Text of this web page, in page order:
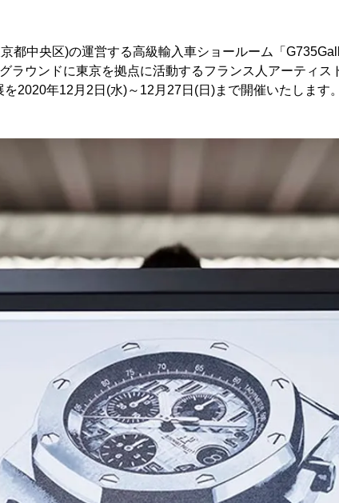
都中央区)の運営する高級輸入車ショールーム「
ラウンドに東京を拠点に活動するフランス人アーティス
2020年12月2日(水)～12月27日(日)まで開催いたします。